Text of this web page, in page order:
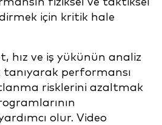
fiziksel ve taktiksel
için kritik hale
hız ve iş yükünün analiz
tanıyarak performansı
risklerini azaltmak
olur. Video